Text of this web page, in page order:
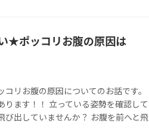
★ポッコリお腹の原因は
リお腹の原因についてのお話です。
ます！！ 立っている姿勢を確認して
び出していませんか？ お腹を前へと飛